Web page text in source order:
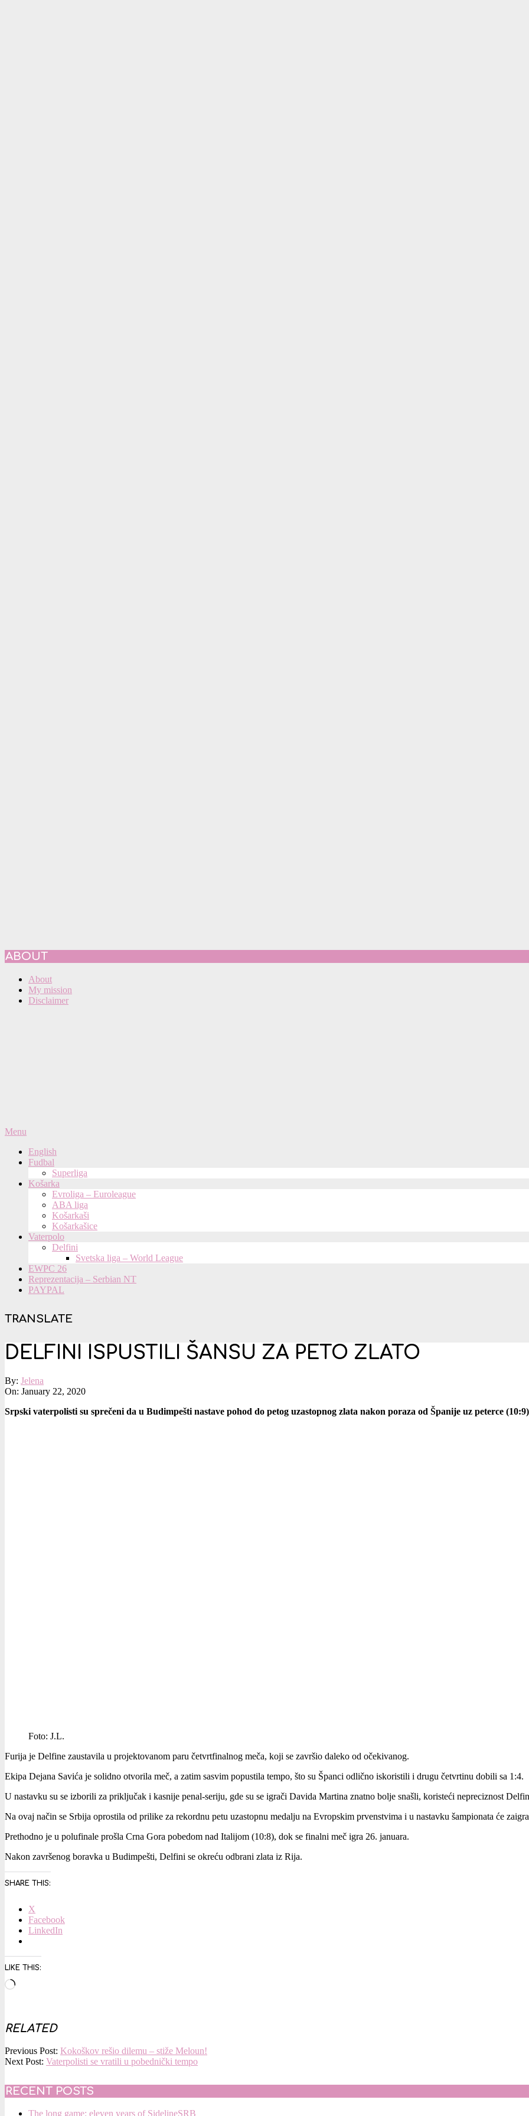
ABOUT
About
My mission
Disclaimer
Primary
Menu
Menu
English
Fudbal
Superliga
Košarka
Evroliga – Euroleague
ABA liga
Košarkaši
Košarkašice
Vaterpolo
Delfini
Svetska liga – World League
EWPC 26
Reprezentacija – Serbian NT
PAYPAL
TRANSLATE
DELFINI ISPUSTILI ŠANSU ZA PETO ZLATO
By: Jelena
On: January 22, 2020
Srpski vaterpolisti su sprečeni da u Budimpešti nastave pohod do petog uzastopnog zlata nakon poraza od Španije uz peterce
Foto: J.L.
Furija je Delfine zaustavila u projektovanom paru četvrtfinalnog meča, koji se završio daleko od očekivanog.
Ekipa Dejana Savića je solidno otvorila meč, a zatim sasvim popustila tempo, što su Španci odlično iskoristili i drugu četvrtinu dobili sa 1:4.
U nastavku su se izborili za priključak i kasnije penal-seriju, gde su se igrači Davida Martina znatno bolje snašli, koristeći nepreciznost
Na ovaj način se Srbija oprostila od prilike za rekordnu petu uzastopnu medalju na Evropskim prvenstvima i u nastavku šampionata će
Prethodno je u polufinale prošla Crna Gora pobedom nad Italijom (10:8), dok se finalni meč igra 26. januara.
Nakon završenog boravka u Budimpešti, Delfini se okreću odbrani zlata iz Rija.
SHARE THIS:
X
Facebook
LinkedIn
LIKE THIS:
Loading…
RELATED
2020-
01-
Previous Post: Kokoškov rešio dilemu – stiže Meloun!
Next Post: Vaterpolisti se vratili u pobednički tempo
RECENT POSTS
The long game: eleven years of SidelineSRB